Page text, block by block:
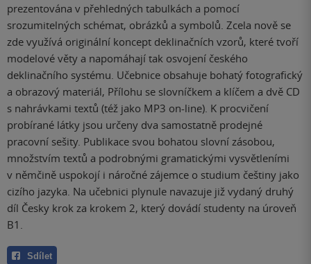
prezentována v přehledných tabulkách a pomocí
srozumitelných schémat, obrázků a symbolů. Zcela nově se
zde využívá originální koncept deklinačních vzorů, které tvoří
modelové věty a napomáhají tak osvojení českého
deklinačního systému. Učebnice obsahuje bohatý fotografický
a obrazový materiál, Přílohu se slovníčkem a klíčem a dvě CD
s nahrávkami textů (též jako MP3 on-line). K procvičení
probírané látky jsou určeny dva samostatně prodejné
pracovní sešity. Publikace svou bohatou slovní zásobou,
množstvím textů a podrobnými gramatickými vysvětleními
v němčině uspokojí i náročné zájemce o studium češtiny jako
cizího jazyka. Na učebnici plynule navazuje již vydaný druhý
díl Česky krok za krokem 2, který dovádí studenty na úroveň
B1.
Sdílet